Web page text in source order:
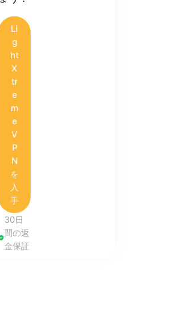
Li
g
ht
X
tr
e
m
e
V
P
N
を
入
手
30日
間の返
金保証